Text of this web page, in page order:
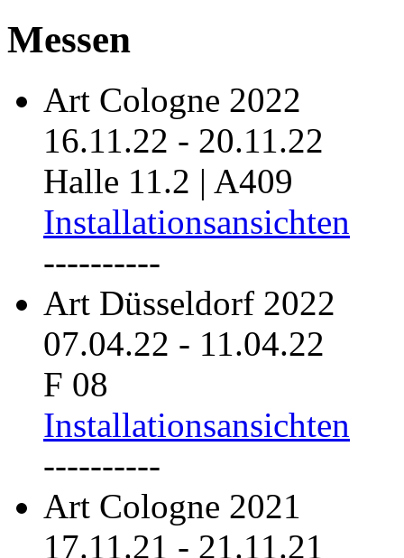
Messen
Art Cologne 2022
16.11.22 - 20.11.22
Halle 11.2 | A409
Installationsansichten
----------
Art Düsseldorf 2022
07.04.22 - 11.04.22
F 08
Installationsansichten
----------
Art Cologne 2021
17.11.21 - 21.11.21